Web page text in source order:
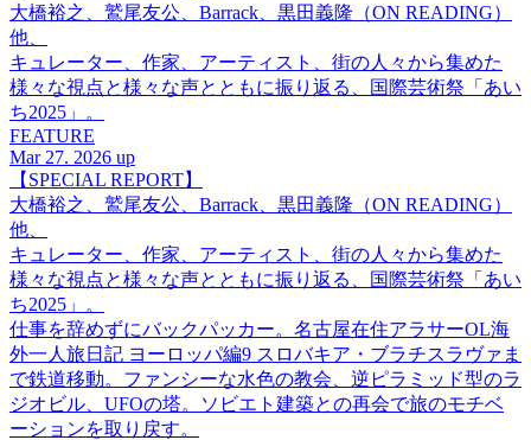
大橋裕之、鷲尾友公、Barrack、黒田義隆（ON READING）
他、
キュレーター、作家、アーティスト、街の人々から集めた
様々な視点と様々な声とともに振り返る、国際芸術祭「あい
ち2025」。
FEATURE
Mar 27. 2026 up
【SPECIAL REPORT】
大橋裕之、鷲尾友公、Barrack、黒田義隆（ON READING）
他、
キュレーター、作家、アーティスト、街の人々から集めた
様々な視点と様々な声とともに振り返る、国際芸術祭「あい
ち2025」。
仕事を辞めずにバックパッカー。名古屋在住アラサーOL海
外一人旅日記 ヨーロッパ編9 スロバキア・ブラチスラヴァま
で鉄道移動。ファンシーな水色の教会、逆ピラミッド型のラ
ジオビル、UFOの塔。ソビエト建築との再会で旅のモチベ
ーションを取り戻す。